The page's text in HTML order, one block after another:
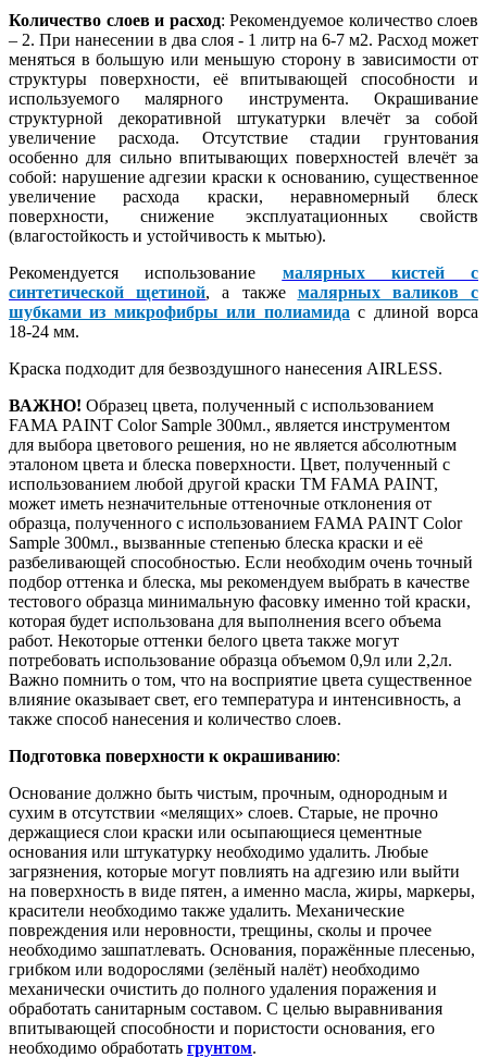
Количество слоев и расход: Рекомендуемое количество слоев
– 2. При нанесении в два слоя - 1 литр на 6-7 м2. Расход может
меняться в большую или меньшую сторону в зависимости от
структуры поверхности, её впитывающей способности и
используемого малярного инструмента. Окрашивание
структурной декоративной штукатурки влечёт за собой
увеличение расхода. Отсутствие стадии грунтования
особенно для сильно впитывающих поверхностей влечёт за
собой: нарушение адгезии краски к основанию, существенное
увеличение расхода краски, неравномерный блеск
поверхности, снижение эксплуатационных свойств
(влагостойкость и устойчивость к мытью).
Рекомендуется использование малярных кистей с
синтетической щетиной, а также малярных валиков с
шубками из микрофибры или полиамида с длиной ворса
18-24 мм.
Краска подходит для безвоздушного нанесения AIRLESS.
ВАЖНО! Образец цвета, полученный с использованием
FAMA PAINT Color Sample 300мл., является инструментом
для выбора цветового решения, но не является абсолютным
эталоном цвета и блеска поверхности. Цвет, полученный с
использованием любой другой краски ТМ FAMA PAINT,
может иметь незначительные оттеночные отклонения от
образца, полученного с использованием FAMA PAINT Color
Sample 300мл., вызванные степенью блеска краски и её
разбеливающей способностью. Если необходим очень точный
подбор оттенка и блеска, мы рекомендуем выбрать в качестве
тестового образца минимальную фасовку именно той краски,
которая будет использована для выполнения всего объема
работ. Некоторые оттенки белого цвета также могут
потребовать использование образца объемом 0,9л или 2,2л.
Важно помнить о том, что на восприятие цвета существенное
влияние оказывает свет, его температура и интенсивность, а
также способ нанесения и количество слоев.
Подготовка поверхности к окрашиванию:
Основание должно быть чистым, прочным, однородным и
сухим в отсутствии «мелящих» слоев. Старые, не прочно
держащиеся слои краски или осыпающиеся цементные
основания или штукатурку необходимо удалить. Любые
загрязнения, которые могут повлиять на адгезию или выйти
на поверхность в виде пятен, а именно масла, жиры, маркеры,
красители необходимо также удалить. Механические
повреждения или неровности, трещины, сколы и прочее
необходимо зашпатлевать. Основания, поражённые плесенью,
грибком или водорослями (зелёный налёт) необходимо
механически очистить до полного удаления поражения и
обработать санитарным составом. С целью выравнивания
впитывающей способности и пористости основания, его
необходимо обработать грунтом.